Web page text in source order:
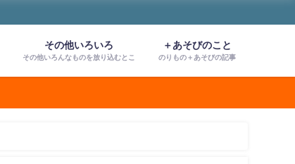
その他いろいろ
その他いろんなものを放り込むとこ
＋あそびのこと
のりもの＋あそびの記事